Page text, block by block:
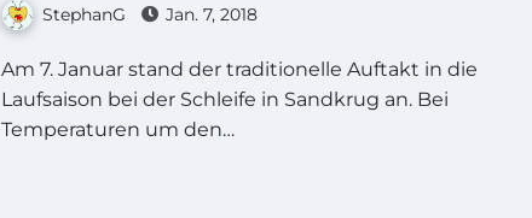
StephanG Jan. 7, 2018
Am 7. Januar stand der traditionelle Auftakt in die
Laufsaison bei der Schleife in Sandkrug an. Bei
Temperaturen um den…